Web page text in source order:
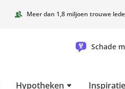
Meer dan 1,8 miljoen trouwe
Schade
Hypotheken